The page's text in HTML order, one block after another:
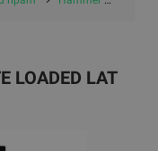
LOADED LAT